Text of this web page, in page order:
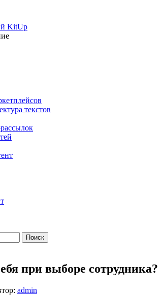
KitUp
текстов
при выборе сотрудника?
admin